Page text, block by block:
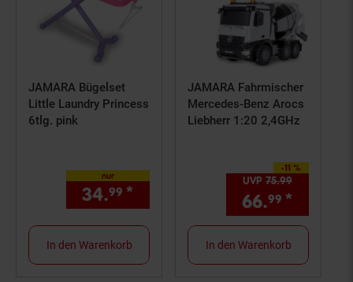
JAMARA Bügelset
Little Laundry Princess
6tlg. pink
nur
34.99 * € Sternchen
In den Warenkorb
JAMARA Fahrmischer
Mercedes-Benz Arocs
Liebherr 1:20 2,4GHz
-11 %
Sie Sparen 11 Prozent,
UVP 75.99
66.99 *
In den Warenkorb